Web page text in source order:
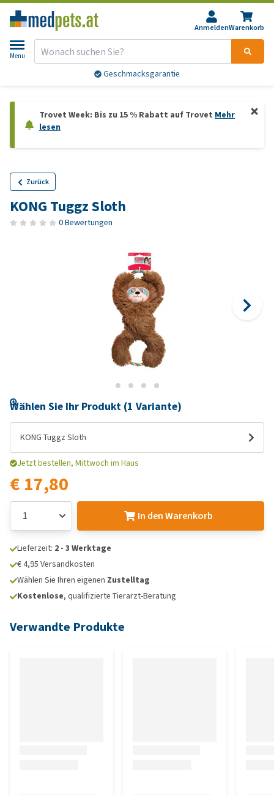
AnmeldenWarenkorb
Menu
Geschmacksgarantie
Trovet Week: Bis zu 15 % Rabatt auf Trovet Mehr
lesen
Zurück
KONG Tuggz Sloth
0 Bewertungen
Wählen Sie Ihr Produkt (1 Variante)
KONG Tuggz Sloth
Jetzt bestellen, Mittwoch im Haus
€ 17,80
In den Warenkorb
Lieferzeit: 2 - 3 Werktage
€ 4,95 Versandkosten
Wählen Sie Ihren eigenen Zustelltag
Kostenlose, qualifizierte Tierarzt-Beratung
Verwandte Produkte